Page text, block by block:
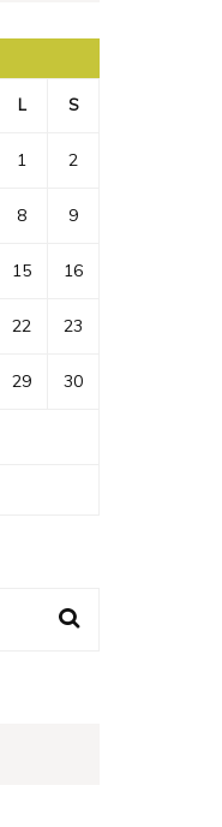
L S
1 2
8 9
15 16
22 23
29 30